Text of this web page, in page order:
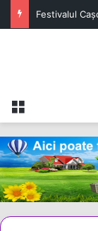
Meniu